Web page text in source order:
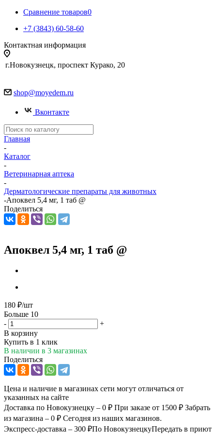
Сравнение товаров0
+7 (3843) 60-58-60
Контактная информация
г.Новокузнецк, проспект Курако, 20
shop@moyedem.ru
Вконтакте
Главная
-
Каталог
-
Ветеринарная аптека
-
Дерматологические препараты для животных
-Апоквел 5,4 мг, 1 таб @
Поделиться
Апоквел 5,4 мг, 1 таб @
180 ₽/шт
Больше 10
-
+
В корзину
Купить в 1 клик
В наличии в 3 магазинах
Поделиться
Цена и наличие в магазинах сети могут отличаться от
указанных на сайте
Доставка по Новокузнецку – 0 ₽ При заказе от 1500 ₽ Забрать
из магазина – 0 ₽ Сегодня из наших магазинов.
Экспресс-доставка – 300 ₽По НовокузнецкуПередать в приют